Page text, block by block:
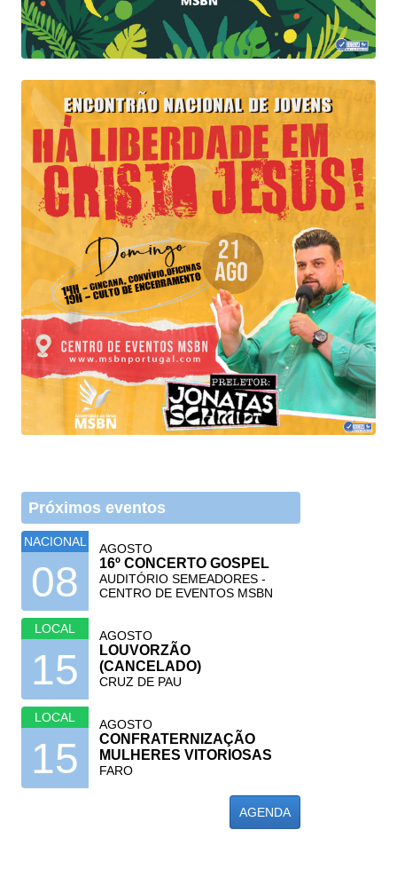
Próximos eventos
NACIONAL
08
AGOSTO
16º CONCERTO GOSPEL
AUDITÓRIO SEMEADORES -
CENTRO DE EVENTOS MSBN
LOCAL
15
AGOSTO
LOUVORZÃO
(CANCELADO)
CRUZ DE PAU
LOCAL
15
AGOSTO
CONFRATERNIZAÇÃO
MULHERES VITORIOSAS
FARO
AGENDA